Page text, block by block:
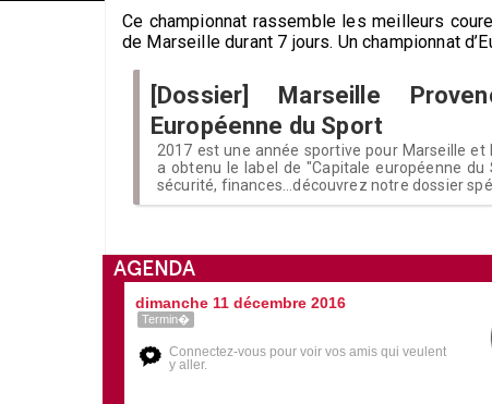
Ce championnat rassemble les meilleurs
de Marseille durant 7 jours. Un championnat
[Dossier] Marseille
Européenne du Sport
2017 est une année sportive pour Marseille et
a obtenu le label de "Capitale européenne du
sécurité, finances...découvrez notre dossier
AGENDA
dimanche 11 décembre 2016
Termin�
Connectez-vous pour voir vos amis qui veulent
y aller.